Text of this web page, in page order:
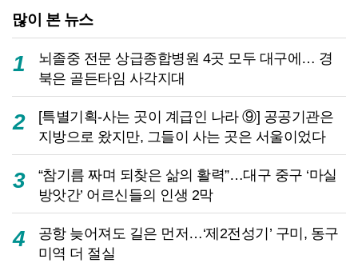
많이 본 뉴스
1
뇌졸중 전문 상급종합병원 4곳 모두 대구에… 경
북은 골든타임 사각지대
2
[특별기획-사는 곳이 계급인 나라 ⑨] 공공기관은
지방으로 왔지만, 그들이 사는 곳은 서울이었다
3
“참기름 짜며 되찾은 삶의 활력”…대구 중구 ‘마실
방앗간’ 어르신들의 인생 2막
4
공항 늦어져도 길은 먼저…‘제2전성기’ 구미, 동구
미역 더 절실